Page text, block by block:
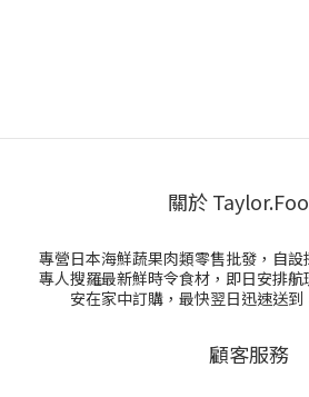
關於
專營日本海鮮蔬果肉類零售批發，自
專人搜羅最新鮮時令食材，即日安排
安在家中訂購，最快翌日迅速送到
顧客服務